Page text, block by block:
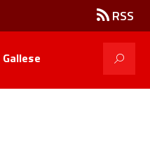
RSS
Gallese